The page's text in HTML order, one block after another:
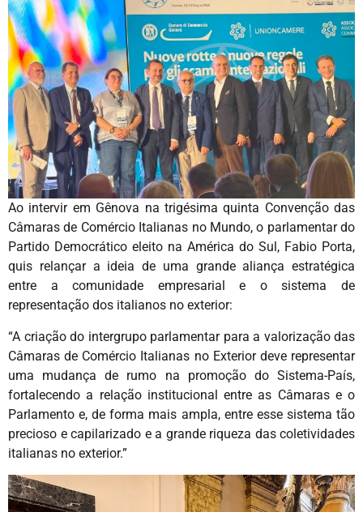
Ao intervir em Gênova na trigésima quinta Convenção das
Câmaras de Comércio Italianas no Mundo, o parlamentar do
Partido Democrático eleito na América do Sul, Fabio Porta,
quis relançar a ideia de uma grande aliança estratégica
entre a comunidade empresarial e o sistema de
representação dos italianos no exterior:
“A criação do intergrupo parlamentar para a valorização das
Câmaras de Comércio Italianas no Exterior deve representar
uma mudança de rumo na promoção do Sistema-País,
fortalecendo a relação institucional entre as Câmaras e o
Parlamento e, de forma mais ampla, entre esse sistema tão
precioso e capilarizado e a grande riqueza das coletividades
italianas no exterior.”